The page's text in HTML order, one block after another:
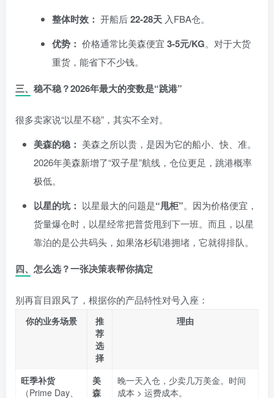
整体时效： 开船后22-28天 入FBA仓。
优势： 价格通常比美森便宜 3-5元/KG。对于大货
重货，能省下不少钱。
三、稳不稳？2026年最大的变数是“跳港”
很多卖家说“以星不稳”，其实不全对。
美森的稳： 美森之所以贵，是因为它的船小、快、准。
2026年美森新增了“双子星”航线，仓位更足，跳港概率
极低。
以星的坑： 以星最大的问题是“甩柜”。因为价格便宜，
货量爆仓时，以星经常把普货甩到下一班。而且，以星
靠泊的是公共码头，如果洛杉矶港拥堵，它就得排队。
四、怎么选？一张决策表帮你搞定
别再盲目跟风了，根据你的产品特性对号入座：
你的业务场景
推
荐
选
择
理由
旺季补货
（Prime Day、
美
森
晚一天入仓，少卖几万美金。时间
成本 > 运费成本。